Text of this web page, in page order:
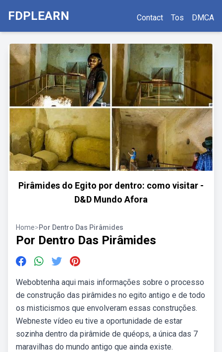
FDPLEARN Contact Tos DMCA
Pirâmides do Egito por dentro: como visitar -
D&D Mundo Afora
Home>Por Dentro Das Pirâmides
Por Dentro Das Pirâmides
Webobtenha aqui mais informações sobre o processo
de construção das pirâmides no egito antigo e de todo
os misticismos que envolveram essas construções.
Webneste vídeo eu tive a oportunidade de estar
sozinha dentro da pirâmide de quéops, a única das 7
maravilhas do mundo antigo que ainda existe.